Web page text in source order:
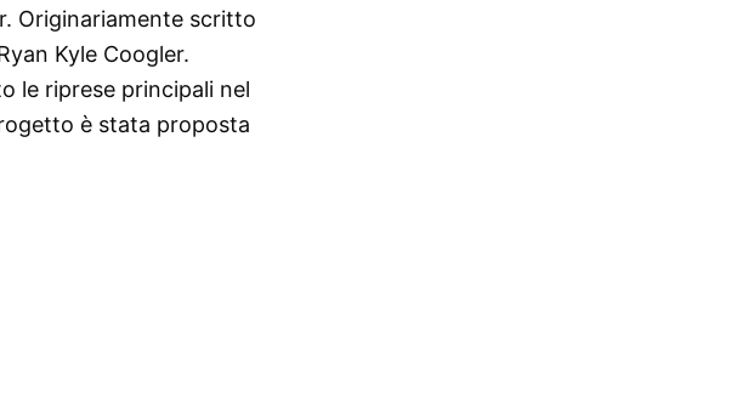
Originariamente scritto
Kyle Coogler.
le riprese principali nel
è stata proposta